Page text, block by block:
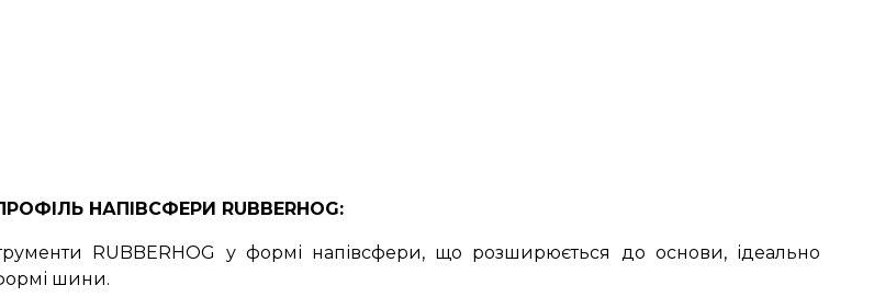
НАПІВСФЕРИ RUBBERHOG:
RUBBERHOG у формі напівсфери, що розширюється до основи, ідеально
шини.